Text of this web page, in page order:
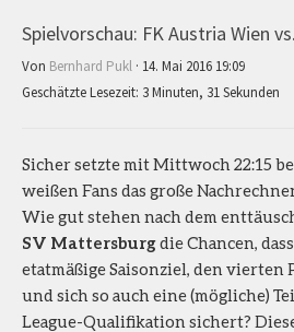
Spielvorschau: FK Austria Wien
Von Bernhard Pukl · 14. Mai 2016 19:09
Geschätzte Lesezeit: 3 Minuten, 31 Sekunden
Sicher setzte mit Mittwoch 22:15
weißen Fans das große
Wie gut stehen nach dem
SV Mattersburgdie Chancen, dass
etatmäßige Saisonziel, den vierten
und sich so auch eine (mögliche)
League-Qualifikation sichert?